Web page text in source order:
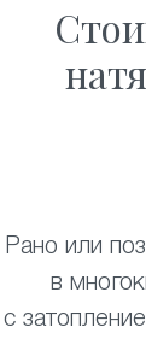
Рано или
в
с